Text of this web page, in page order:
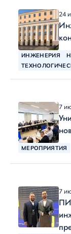
24
ИНЖЕНЕРИЯ
7
МЕРОПРИЯТИЯ
7